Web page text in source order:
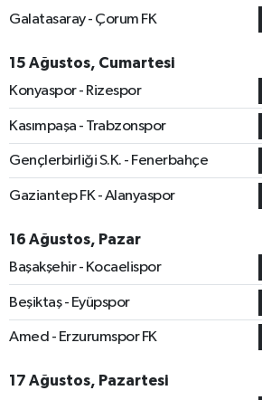
Galatasaray - Çorum FK
15 Ağustos, Cumartesi
Konyaspor - Rizespor
Kasımpaşa - Trabzonspor
Gençlerbirliği S.K. - Fenerbahçe
Gaziantep FK - Alanyaspor
16 Ağustos, Pazar
Başakşehir - Kocaelispor
Beşiktaş - Eyüpspor
Amed - Erzurumspor FK
17 Ağustos, Pazartesi